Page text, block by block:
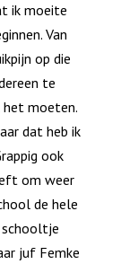
ik moeite
Van
op die
te
het moeten.
dat heb ik
ook
om weer
de hele
juf Femke